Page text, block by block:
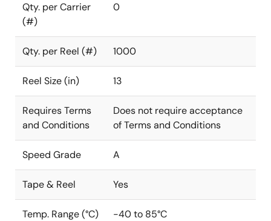
Qty. per Carrier
(#)
0
Qty. per Reel (#) 1000
Reel Size (in) 13
Requires Terms
and Conditions
Does not require acceptance
of Terms and Conditions
Speed Grade A
Tape & Reel Yes
Temp. Range (°C) -40 to 85°C